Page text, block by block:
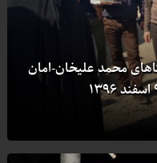
محمد علیخان-امان